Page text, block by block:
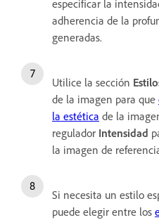
especificar la
adherencia de la
generadas.
Utilice la sección
de la imagen para que
la estética de la
regulador Intensidad
la imagen de
Si necesita un estilo
puede elegir entre los